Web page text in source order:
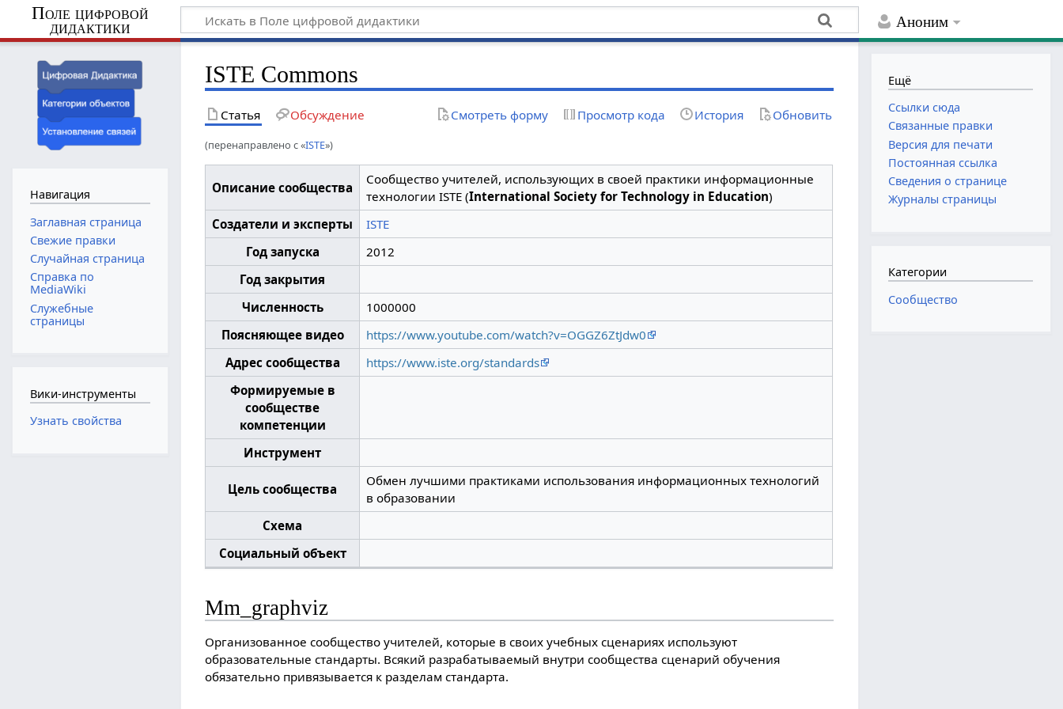
Аноним
Поле цифровой
дидактики
ISTE Commons
Статья Обсуждение Смотреть форму Просмотр кода История Обновить
(перенаправлено с «ISTE»)
Описание сообщества
Сообщество учителей, использующих в своей практики информационные
технологии ISTE (International Society for Technology in Education)
Создатели и эксперты
ISTE
Год запуска
2012
Год закрытия
Численность
1000000
Поясняющее видео
https://www.youtube.com/watch?v=OGGZ6ZtJdw0
Адрес сообщества
https://www.iste.org/standards
Формируемые в
сообществе
компетенции
Инструмент
Цель сообщества
Обмен лучшими практиками использования информационных технологий
в образовании
Схема
Социальный объект
Mm_graphviz
Организованное сообщество учителей, которые в своих учебных сценариях используют
образовательные стандарты. Всякий разрабатываемый внутри сообщества сценарий обучения
обязательно привязывается к разделам стандарта.
Навигация
Заглавная страница
Свежие правки
Случайная страница
Справка по
MediaWiki
Служебные
страницы
Вики-инструменты
Узнать свойства
Ещё
Ссылки сюда
Связанные правки
Версия для печати
Постоянная ссылка
Сведения о странице
Журналы страницы
Категории
Сообщество